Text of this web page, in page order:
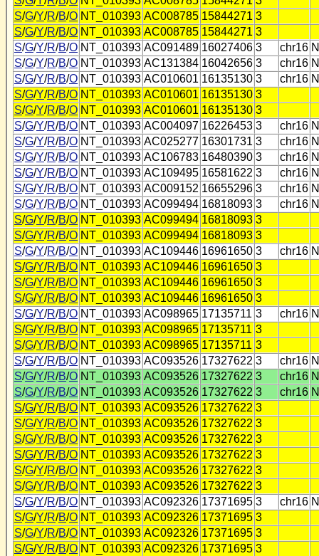
S/G/Y/R/B/O NT_010393 AC008785 15844271 3
S/G/Y/R/B/O NT_010393 AC008785 15844271 3
S/G/Y/R/B/O NT_010393 AC091489 16027406 3 chr16
S/G/Y/R/B/O NT_010393 AC131384 16042656 3 chr16
S/G/Y/R/B/O NT_010393 AC010601 16135130 3 chr16
S/G/Y/R/B/O NT_010393 AC010601 16135130 3
S/G/Y/R/B/O NT_010393 AC010601 16135130 3
S/G/Y/R/B/O NT_010393 AC004097 16226453 3 chr16
S/G/Y/R/B/O NT_010393 AC025277 16301731 3 chr16
S/G/Y/R/B/O NT_010393 AC106783 16480390 3 chr16
S/G/Y/R/B/O NT_010393 AC109495 16581622 3 chr16
S/G/Y/R/B/O NT_010393 AC009152 16655296 3 chr16
S/G/Y/R/B/O NT_010393 AC099494 16818093 3 chr16
S/G/Y/R/B/O NT_010393 AC099494 16818093 3
S/G/Y/R/B/O NT_010393 AC099494 16818093 3
S/G/Y/R/B/O NT_010393 AC109446 16961650 3 chr16
S/G/Y/R/B/O NT_010393 AC109446 16961650 3
S/G/Y/R/B/O NT_010393 AC109446 16961650 3
S/G/Y/R/B/O NT_010393 AC109446 16961650 3
S/G/Y/R/B/O NT_010393 AC098965 17135711 3 chr16
S/G/Y/R/B/O NT_010393 AC098965 17135711 3
S/G/Y/R/B/O NT_010393 AC098965 17135711 3
S/G/Y/R/B/O NT_010393 AC093526 17327622 3 chr16
S/G/Y/R/B/O NT_010393 AC093526 17327622 3 chr16
S/G/Y/R/B/O NT_010393 AC093526 17327622 3 chr16
S/G/Y/R/B/O NT_010393 AC093526 17327622 3
S/G/Y/R/B/O NT_010393 AC093526 17327622 3
S/G/Y/R/B/O NT_010393 AC093526 17327622 3
S/G/Y/R/B/O NT_010393 AC093526 17327622 3
S/G/Y/R/B/O NT_010393 AC093526 17327622 3
S/G/Y/R/B/O NT_010393 AC093526 17327622 3
S/G/Y/R/B/O NT_010393 AC092326 17371695 3 chr16
S/G/Y/R/B/O NT_010393 AC092326 17371695 3
S/G/Y/R/B/O NT_010393 AC092326 17371695 3
S/G/Y/R/B/O NT_010393 AC092326 17371695 3